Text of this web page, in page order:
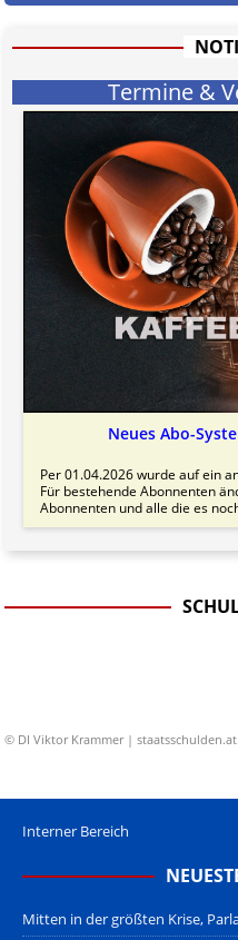
Bitte beachten Sie in dem
Termine &
Neues Abo-
Per 01.04.2026 wurde auf ein
Für bestehende Abonnenten
Abonnenten und alle die es
© DI Viktor Krammer | staatsschulden.at
Interner Bereich
Mitten in der größten Krise,